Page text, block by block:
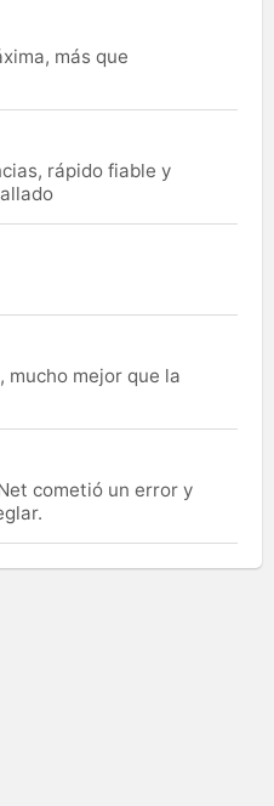
más que
rápido fiable y
mucho mejor que la
cometió un error y